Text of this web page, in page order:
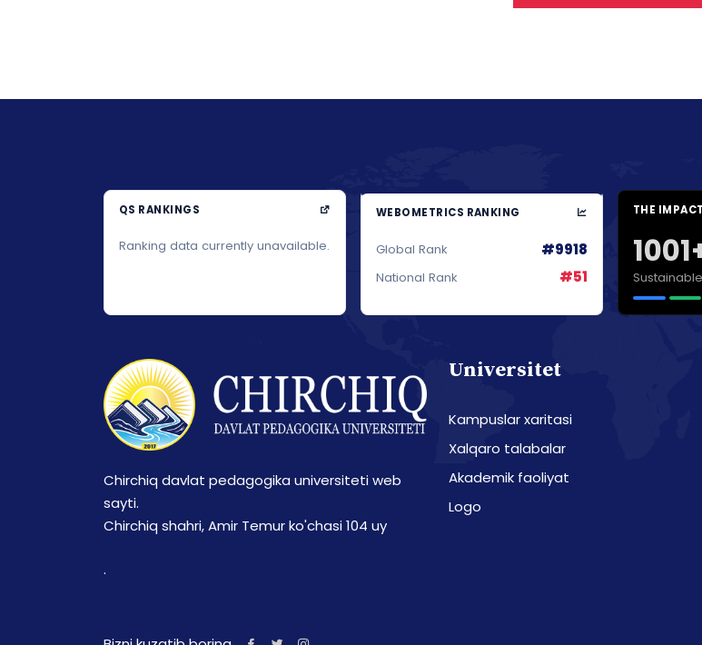
QS RANKINGS
Ranking data currently unavailable.
WEBOMETRICS RANKING
Global Rank #9918
National Rank #51
THE IMPACT
Chirchiq davlat pedagogika universiteti web
sayti.
Chirchiq shahri, Amir Temur ko'chasi 104 uy
.
Universitet
Kampuslar xaritasi
Xalqaro talabalar
Akademik faoliyat
Logo